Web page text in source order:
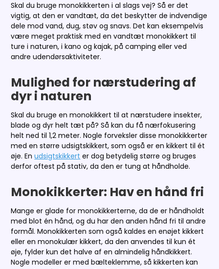
Skal du bruge monokikkerten i al slags vej? Så er det
vigtig, at den er vandtæt, da det beskytter de indvendige
dele mod vand, dug, støv og snavs. Det kan eksempelvis
være meget praktisk med en vandtæt monokikkert til
ture i naturen, i kano og kajak, på camping eller ved
andre udendørsaktiviteter.
Mulighed for nærstudering af
dyr i naturen
Skal du bruge en monokikkert til at nærstudere insekter,
blade og dyr helt tæt på? Så kan du få nærfokusering
helt ned til 1,2 meter. Nogle forveksler disse monokikkerter
med en større udsigtskikkert, som også er en kikkert til ét
øje. Enudsigtskikkert er dog betydelig større og bruges
derfor oftest på stativ, da den er tung at håndholde.
Monokikkerter: Hav en hånd fri
Mange er glade for monokikkerterne, da de er håndholdt
med blot én hånd, og du har den anden hånd fri til andre
formål. Monokikkerten som også kaldes en enøjet kikkert
eller en monokulær kikkert, da den anvendes til kun ét
øje, fylder kun det halve af en almindelig håndkikkert.
Nogle modeller er med bælteklemme, så kikkerten kan